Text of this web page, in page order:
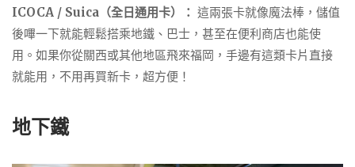
ICOCA / Suica（全日通用卡）： 這兩張卡就像魔法棒，儲值
後嗶一下就能輕鬆搭乘地鐵、巴士，甚至在便利商店也能使
用。如果你從關西或其他地區飛來福岡，手邊有這類卡片直接
就能用，不用再買新卡，超方便！
地下鐵